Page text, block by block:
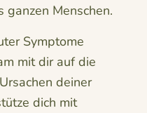
ganzen Menschen.
Symptome
mit dir auf die
deiner
dich mit